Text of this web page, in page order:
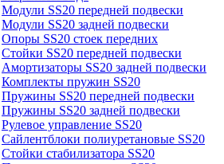
Модули SS20 передней подвески
Модули SS20 задней подвески
Опоры SS20 стоек передних
Стойки SS20 передней подвески
Амортизаторы SS20 задней подвески
Комплекты пружин SS20
Пружины SS20 передней подвески
Пружины SS20 задней подвески
Рулевое управление SS20
Сайлентблоки полиуретановые SS20
Стойки стабилизатора SS20